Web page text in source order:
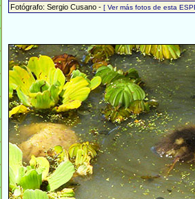
Fotógrafo: Sergio Cusano - [ Ver más fotos de esta